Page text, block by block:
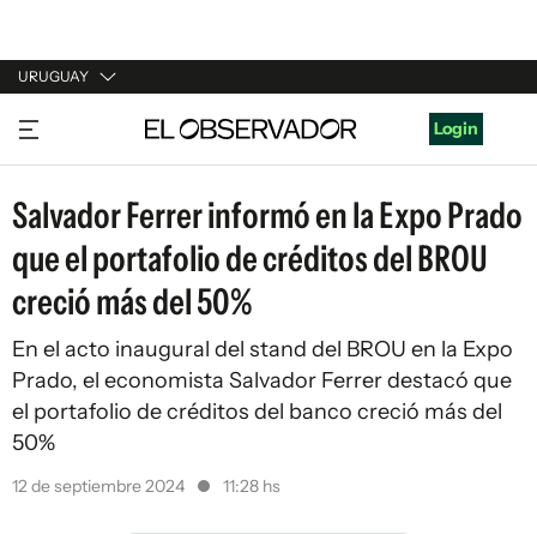
URUGUAY
URUGUAY
ARGENTINA
ESPAÑA
ESTADOS UNIDOS
Login
Salvador Ferrer informó en la Expo Prado
que el portafolio de créditos del BROU
creció más del 50%
En el acto inaugural del stand del BROU en la Expo
Prado, el economista Salvador Ferrer destacó que
el portafolio de créditos del banco creció más del
50%
12 de septiembre 2024 11:28 hs